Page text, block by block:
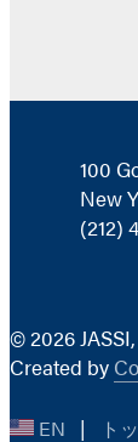
100
New
(212)
© 2026
Created by
EN | ト